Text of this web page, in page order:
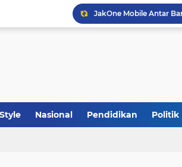
Sinergi Fiskal Moneter:
Nasional Pendidikan Politik